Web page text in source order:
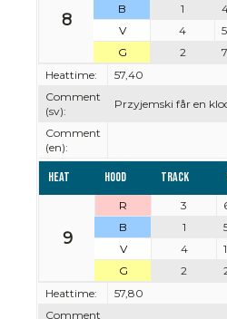
8
B
1
V
4
G
2
Heattime:
57,40
Comment
(sv):
Przyjemski får en
Comment
(en):
Heat Hood Track
9
R 3
B
1
V
4
G
2
Heattime:
57,80
Comment